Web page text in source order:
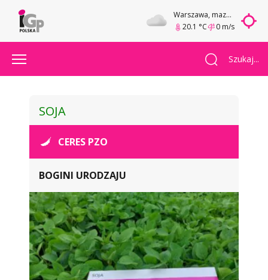
Warszawa, mazowieckie
20.1 °C
0 m/s
Szukaj...
SOJA
CERES PZO
BOGINI URODZAJU